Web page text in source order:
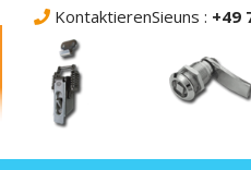
KontaktierenSieuns : +49